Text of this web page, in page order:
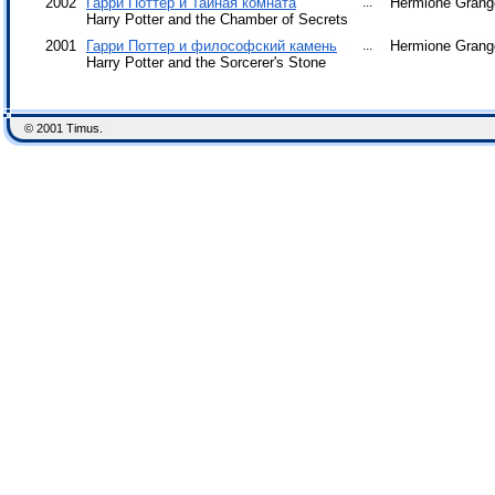
Harry Potter and the Chamber of Secrets
2001
Гарри Поттер и философский камень
Harry Potter and the Sorcerer's Stone
... Hermione
© 2001 Timus.